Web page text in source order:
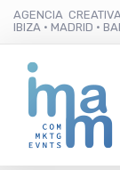
AGENCIA
IBIZA · MADRID ·